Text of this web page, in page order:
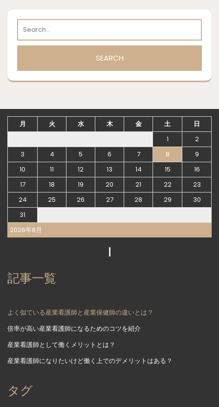
2026年8月
月 火 水 木 金 土
日
1
2
3
4 5 6 7 8
9
10
11 12 13 14 15
16
17
18 19 20 21 22
23
24
25 26 27 28 29
30
31
記事一覧
よく似ている産業看護師と産業保健師の違いとは？
倍率が高い産業看護師になるためのコツを紹介
産業看護師として働くメリットとは？
産業看護師になりたいけど働く上でのデメリットはある？
タグ